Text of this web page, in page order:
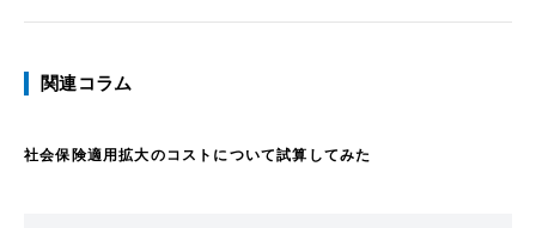
関連コラム
社会保険適用拡大のコストについて試算してみた